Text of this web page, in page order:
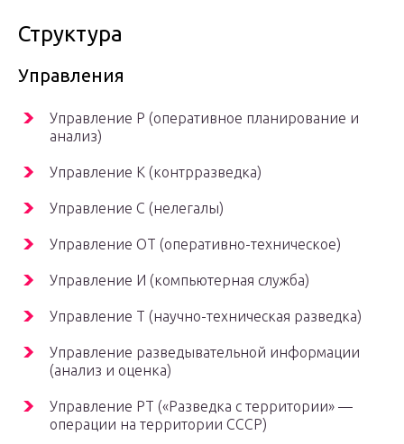
Структура
Управления
Управление Р (оперативное планирование и
анализ)
Управление К (контрразведка)
Управление С (нелегалы)
Управление ОТ (оперативно-техническое)
Управление И (компьютерная служба)
Управление Т (научно-техническая разведка)
Управление разведывательной информации
(анализ и оценка)
Управление РТ («Разведка с территории» —
операции на территории СССР)